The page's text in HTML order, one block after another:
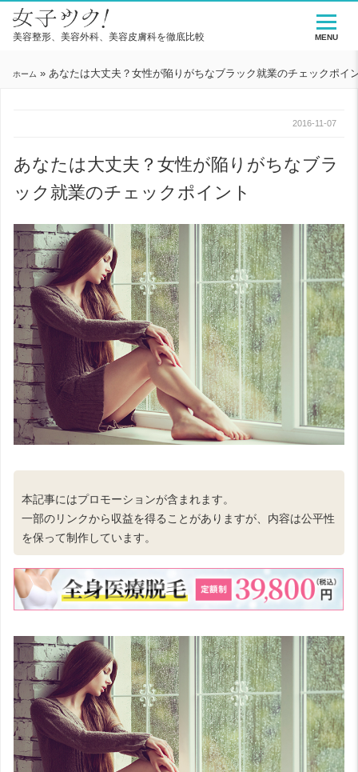
美容整形、美容外科、美容皮膚科を徹底比較
ホーム » あなたは大丈夫？女性が陥りがちなブラック就業のチェックポイ
2016-11-07
あなたは大丈夫？女性が陥りがちなブラ
ック就業のチェックポイント
本記事にはプロモーションが含まれます。
一部のリンクから収益を得ることがありますが、内容は公平性
を保って制作しています。
MENU